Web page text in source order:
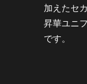
加えたセ
昇華ユニ
です。